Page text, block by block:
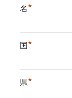
名*
国*
県*